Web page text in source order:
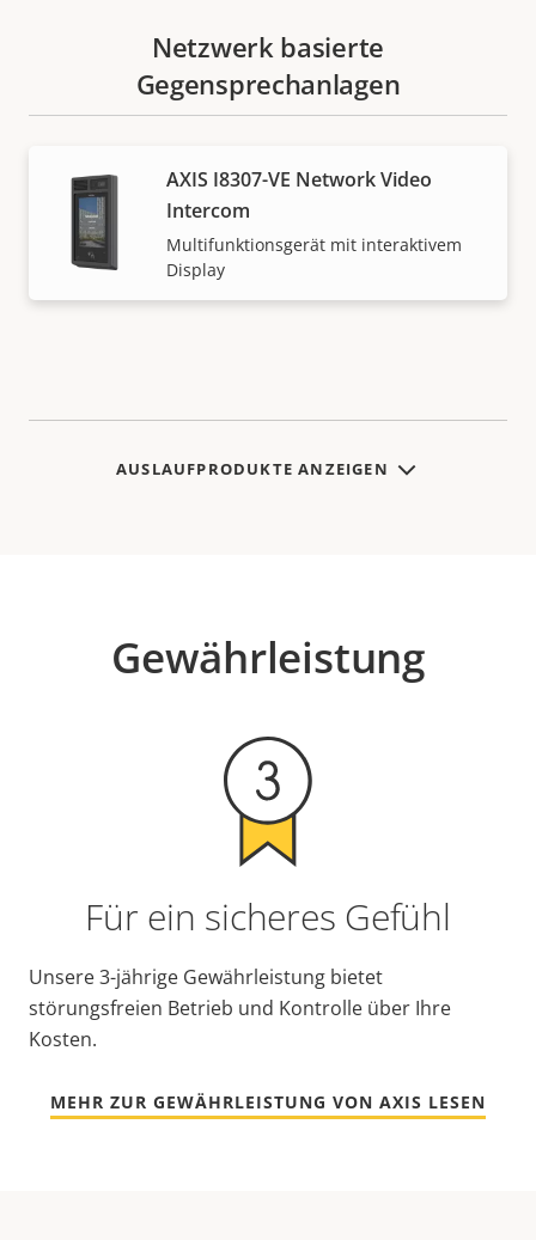
Netzwerk basierte
Gegensprechanlagen
AXIS I8307-VE Network Video
Intercom
Multifunktionsgerät mit interaktivem
Display
AUSLAUFPRODUKTE ANZEIGEN
Gewährleistung
Für ein sicheres Gefühl
Unsere 3-jährige Gewährleistung bietet
störungsfreien Betrieb und Kontrolle über Ihre
Kosten.
MEHR ZUR GEWÄHRLEISTUNG VON AXIS LESEN